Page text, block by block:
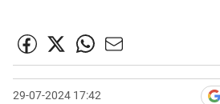
29-07-2024 17:42